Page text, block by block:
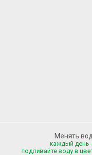
Менять
каждый день
подливайте воду в